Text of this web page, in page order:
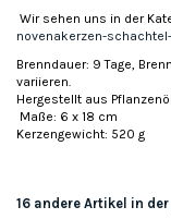
Wir sehen uns in der
novenakerzen-
Brenndauer: 9 Tage,
variieren.
Hergestellt aus Pflanzenöl
Maße: 6 x 18 cm
Kerzengewicht: 520 g
16 andere Artikel in